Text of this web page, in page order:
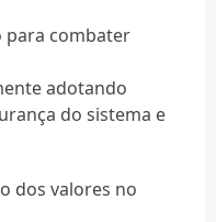
para combater
adotando
do sistema e
dos valores no